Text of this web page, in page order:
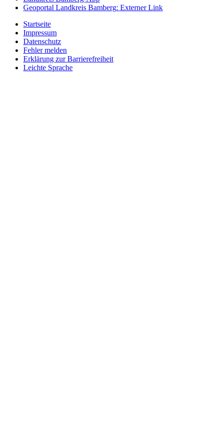
Geoportal Landkreis Bamberg: Externer Link
Startseite
Impressum
Datenschutz
Fehler melden
Erklärung zur Barrierefreiheit
Leichte Sprache